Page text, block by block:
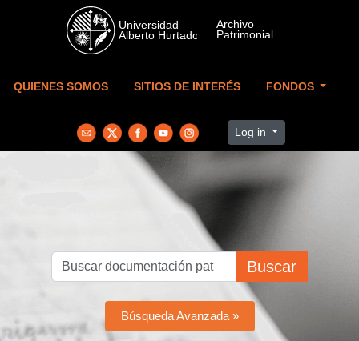
Skip to main content
QUIENES SOMOS SITIOS DE INTERÉS FONDOS
Log in
Buscar
Búsqueda Avanzada »